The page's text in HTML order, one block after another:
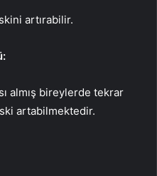
artırabilir.
almış bireylerde tekrar
artabilmektedir.